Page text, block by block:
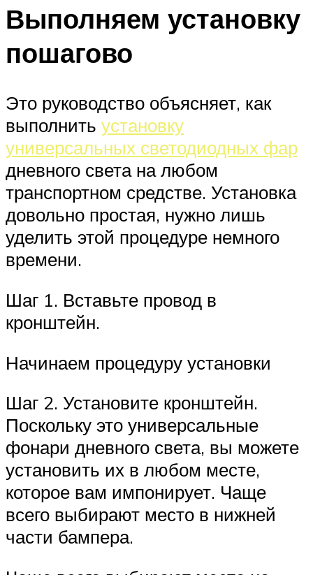
Выполняем установку
пошагово
Это руководство объясняет, как
выполнить установку
универсальных светодиодных фар
дневного света на любом
транспортном средстве. Установка
довольно простая, нужно лишь
уделить этой процедуре немного
времени.
Шаг 1. Вставьте провод в
кронштейн.
Начинаем процедуру установки
Шаг 2. Установите кронштейн.
Поскольку это универсальные
фонари дневного света, вы можете
установить их в любом месте,
которое вам импонирует. Чаще
всего выбирают место в нижней
части бампера.